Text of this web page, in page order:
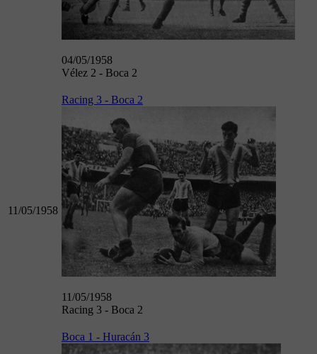
04/05/1958
Vélez 2 - Boca 2
11/05/1958
Racing 3 - Boca 2
11/05/1958
Racing 3 - Boca 2
Boca 1 - Huracán 3